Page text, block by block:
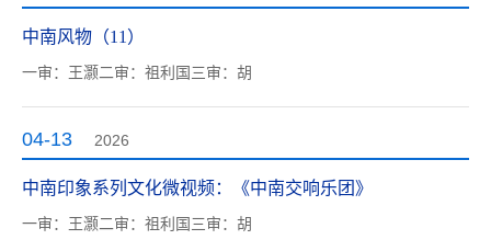
中南风物（11）
一审：王灏二审：祖利国三审：胡
04-13 2026
中南印象系列文化微视频：《中南交响乐团》
一审：王灏二审：祖利国三审：胡